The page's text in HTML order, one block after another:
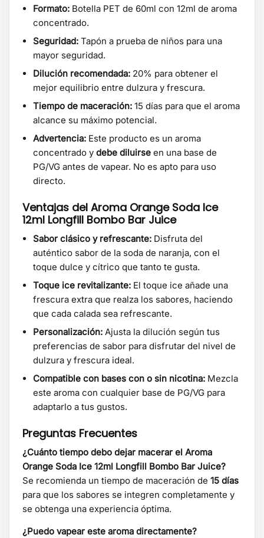
Formato: Botella PET de 60ml con 12ml de aroma
concentrado.
Seguridad: Tapón a prueba de niños para una
mayor seguridad.
Dilución recomendada: 20% para obtener el
mejor equilibrio entre dulzura y frescura.
Tiempo de maceración: 15 días para que el aroma
alcance su máximo potencial.
Advertencia: Este producto es un aroma
concentrado y debe diluirse en una base de
PG/VG antes de vapear. No es apto para uso
directo.
Ventajas del Aroma Orange Soda Ice
12ml Longfill Bombo Bar Juice
Sabor clásico y refrescante: Disfruta del
auténtico sabor de la soda de naranja, con el
toque dulce y cítrico que tanto te gusta.
Toque ice revitalizante: El toque ice añade una
frescura extra que realza los sabores, haciendo
que cada calada sea refrescante.
Personalización: Ajusta la dilución según tus
preferencias de sabor para disfrutar del nivel de
dulzura y frescura ideal.
Compatible con bases con o sin nicotina: Mezcla
este aroma con cualquier base de PG/VG para
adaptarlo a tus gustos.
Preguntas Frecuentes
¿Cuánto tiempo debo dejar macerar el Aroma
Orange Soda Ice 12ml Longfill Bombo Bar Juice?
Se recomienda un tiempo de maceración de 15 días
para que los sabores se integren completamente y
se obtenga una experiencia óptima.
¿Puedo vapear este aroma directamente?